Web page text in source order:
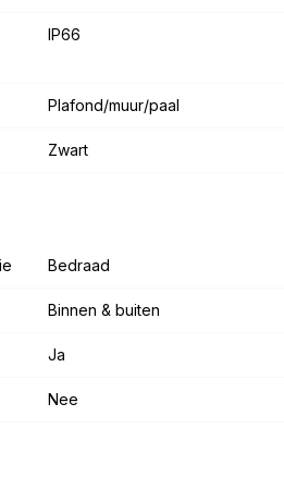
IP66
Plafond/muur/paal
Zwart
Bedraad
Binnen & buiten
Ja
Nee